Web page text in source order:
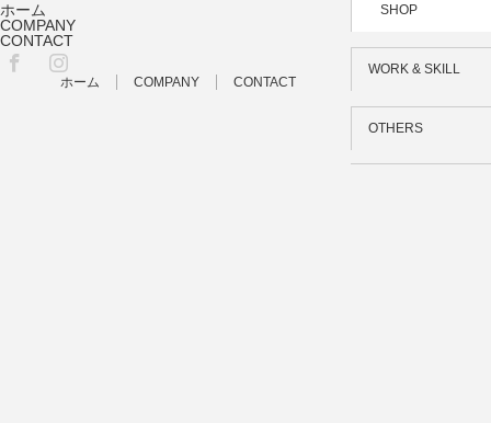
SHOP
WORK & SKILL
OTHERS
ホーム
COMPANY
CONTACT
Facebook
ホーム COMPANY CONTACT